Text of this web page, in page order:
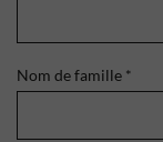
Nom de famille *